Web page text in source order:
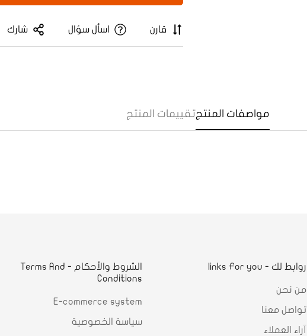
قارن اسأل سؤال شارك
مواصفات المنتجتقييمات المنتج
روابط لك - links For you
من نحن
تواصل معنا
آراء العملاء
الشروط والأحكام - Terms And
Conditions
E-commerce system
سياسة الخصوصية
No, I'm not
Yes, I am